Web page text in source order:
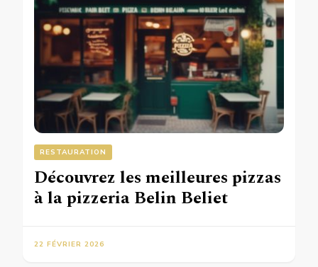
RESTAURATION
Découvrez les meilleures pizzas
à la pizzeria Belin Beliet
22 FÉVRIER 2026